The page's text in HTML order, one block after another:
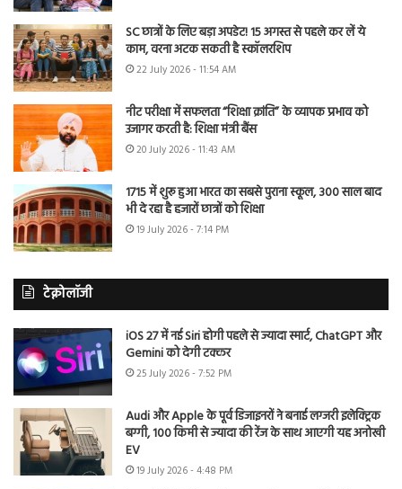
SC छात्रों के लिए बड़ा अपडेट! 15 अगस्त से पहले कर लें ये
काम, वरना अटक सकती है स्कॉलरशिप
22 July 2026 - 11:54 AM
नीट परीक्षा में सफलता “शिक्षा क्रांति” के व्यापक प्रभाव को
उजागर करती है: शिक्षा मंत्री बैंस
20 July 2026 - 11:43 AM
1715 में शुरू हुआ भारत का सबसे पुराना स्कूल, 300 साल बाद
भी दे रहा है हजारों छात्रों को शिक्षा
19 July 2026 - 7:14 PM
टेक्नोलॉजी
iOS 27 में नई Siri होगी पहले से ज्यादा स्मार्ट, ChatGPT और
Gemini को देगी टक्कर
25 July 2026 - 7:52 PM
Audi और Apple के पूर्व डिजाइनरों ने बनाई लग्जरी इलेक्ट्रिक
बग्गी, 100 किमी से ज्यादा की रेंज के साथ आएगी यह अनोखी
EV
19 July 2026 - 4:48 PM